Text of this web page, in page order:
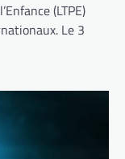
(LTPE)
Le 3